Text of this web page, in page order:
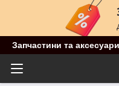
Запчастини та